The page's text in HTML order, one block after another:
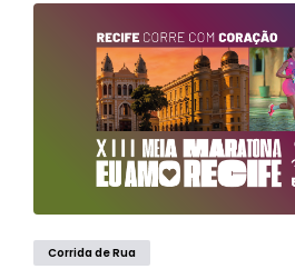
Corrida de Rua